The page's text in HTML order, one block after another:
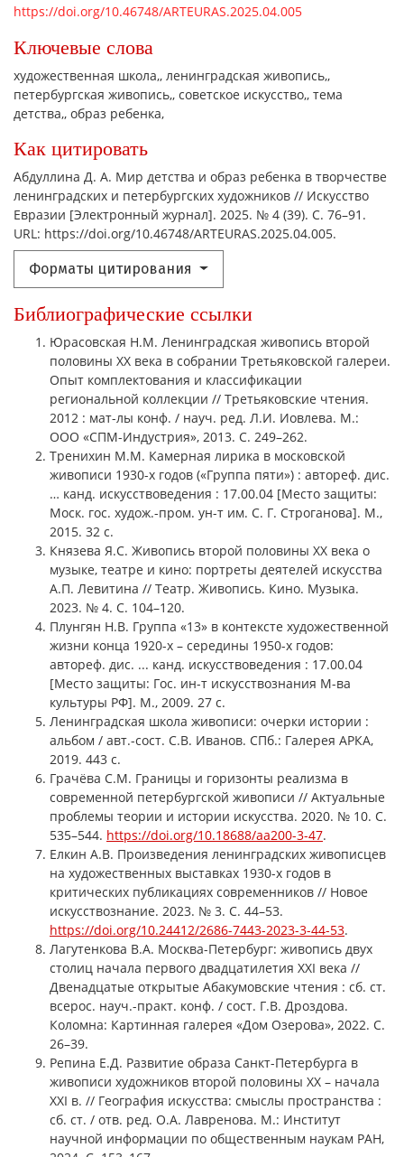
Ключевые слова
художественная школа, ленинградская живопись,
петербургская живопись, советское искусство, тема
детства, образ ребенка,
Как цитировать
Абдуллина Д. А. Мир детства и образ ребенка в творчестве
ленинградских и петербургских художников // Искусство
Евразии [Электронный журнал]. 2025. № 4 (39). С. 76–91.
URL: https://doi.org/10.46748/ARTEURAS.2025.04.005.
Форматы цитирования
https://doi.org/10.46748/ARTEURAS.2025.04.005
Библиографические ссылки
Юрасовская Н.М. Ленинградская живопись второй
половины ХХ века в собрании Третьяковской галереи.
Опыт комплектования и классификации
региональной коллекции // Третьяковские чтения.
2012 : мат-лы конф. / науч. ред. Л.И. Иовлева. М.:
ООО «СПМ-Индустрия», 2013. С. 249–262.
Тренихин М.М. Камерная лирика в московской
живописи 1930-х годов («Группа пяти») : автореф. дис.
… канд. искусствоведения : 17.00.04 [Место защиты:
Моск. гос. худож.-пром. ун-т им. С. Г. Строганова]. М.,
2015. 32 с.
Князева Я.С. Живопись второй половины ХХ века о
музыке, театре и кино: портреты деятелей искусства
А.П. Левитина // Театр. Живопись. Кино. Музыка.
2023. № 4. С. 104–120.
Плунгян Н.В. Группа «13» в контексте художественной
жизни конца 1920-х – середины 1950-х годов:
автореф. дис. ... канд. искусствоведения : 17.00.04
[Место защиты: Гос. ин-т искусствознания М-ва
культуры РФ]. М., 2009. 27 с.
Ленинградская школа живописи: очерки истории :
альбом / авт.-сост. С.В. Иванов. СПб.: Галерея АРКА,
2019. 443 с.
Грачёва С.М. Границы и горизонты реализма в
современной петербургской живописи // Актуальные
проблемы теории и истории искусства. 2020. № 10. С.
535–544. https://doi.org/10.18688/aa200-3-47.
Елкин А.В. Произведения ленинградских живописцев
на художественных выставках 1930-х годов в
критических публикациях современников // Новое
искусствознание. 2023. № 3. С. 44–53.
https://doi.org/10.24412/2686-7443-2023-3-44-53.
Лагутенкова В.А. Москва-Петербург: живопись двух
столиц начала первого двадцатилетия XXI века //
Двенадцатые открытые Абакумовские чтения : сб. ст.
всерос. науч.-практ. конф. / сост. Г.В. Дроздова.
Коломна: Картинная галерея «Дом Озерова», 2022. С.
26–39.
Репина Е.Д. Развитие образа Санкт-Петербурга в
живописи художников второй половины XX – начала
XXI в. // География искусства: смыслы пространства :
сб. ст. / отв. ред. О.А. Лавренова. М.: Институт
научной информации по общественным наукам РАН,